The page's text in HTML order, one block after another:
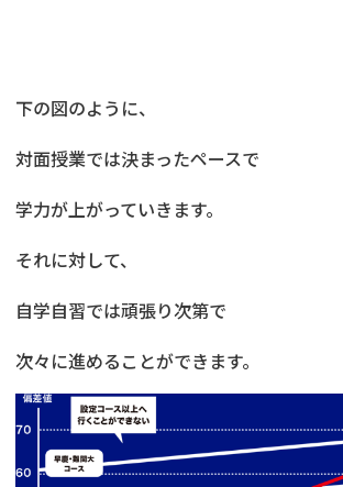
下の図のように、
対面授業では決まったペースで
学力が上がっていきます。
それに対して、
自学自習では頑張り次第で
次々に進めることができます。